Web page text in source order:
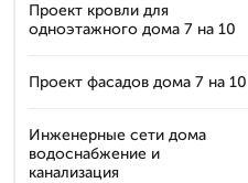
Проект кровли для
одноэтажного дома 7 на 10
Проект фасадов дома 7 на 10
Инженерные сети дома
водоснабжение и
канализация